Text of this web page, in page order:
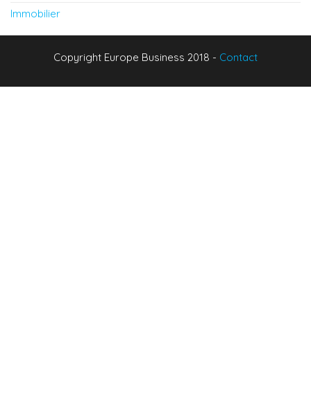
Immobilier
Copyright Europe Business 2018 - Contact